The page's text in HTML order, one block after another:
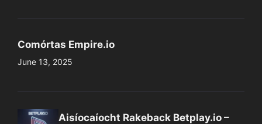
Comórtas Empire.io
June 13, 2025
Aisíocaíocht Rakeback Betplay.io –